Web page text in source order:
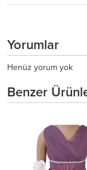
Yorumlar
Henüz yorum yok
Benzer